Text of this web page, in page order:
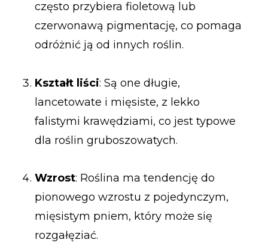
często przybiera fioletową lub
czerwonawą pigmentację, co pomaga
odróżnić ją od innych roślin.
Kształt liści: Są one długie,
lancetowate i mięsiste, z lekko
falistymi krawędziami, co jest typowe
dla roślin gruboszowatych.
Wzrost: Roślina ma tendencję do
pionowego wzrostu z pojedynczym,
mięsistym pniem, który może się
rozgałęziać.